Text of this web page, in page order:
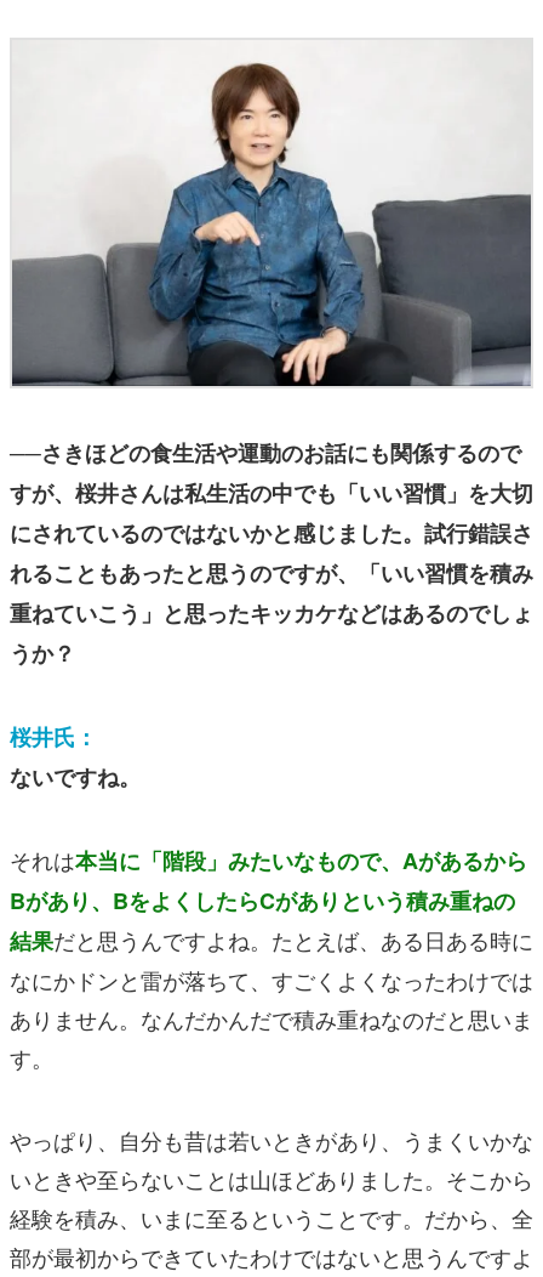
──さきほどの食生活や運動のお話にも関係するので
すが、桜井さんは私生活の中でも「いい習慣」を大切
にされているのではないかと感じました。試行錯誤さ
れることもあったと思うのですが、「いい習慣を積み
重ねていこう」と思ったキッカケなどはあるのでしょ
うか？
桜井氏：
ないですね。
それは本当に「階段」みたいなもので、Aがあるから
Bがあり、BをよくしたらCがありという積み重ねの
結果だと思うんですよね。たとえば、ある日ある時に
なにかドンと雷が落ちて、すごくよくなったわけでは
ありません。なんだかんだで積み重ねなのだと思いま
す。
やっぱり、自分も昔は若いときがあり、うまくいかな
いときや至らないことは山ほどありました。そこから
経験を積み、いまに至るということです。だから、全
部が最初からできていたわけではないと思うんですよ